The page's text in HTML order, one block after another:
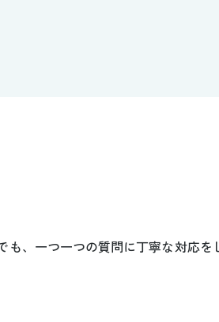
、一つ一つの質問に丁寧な対応を